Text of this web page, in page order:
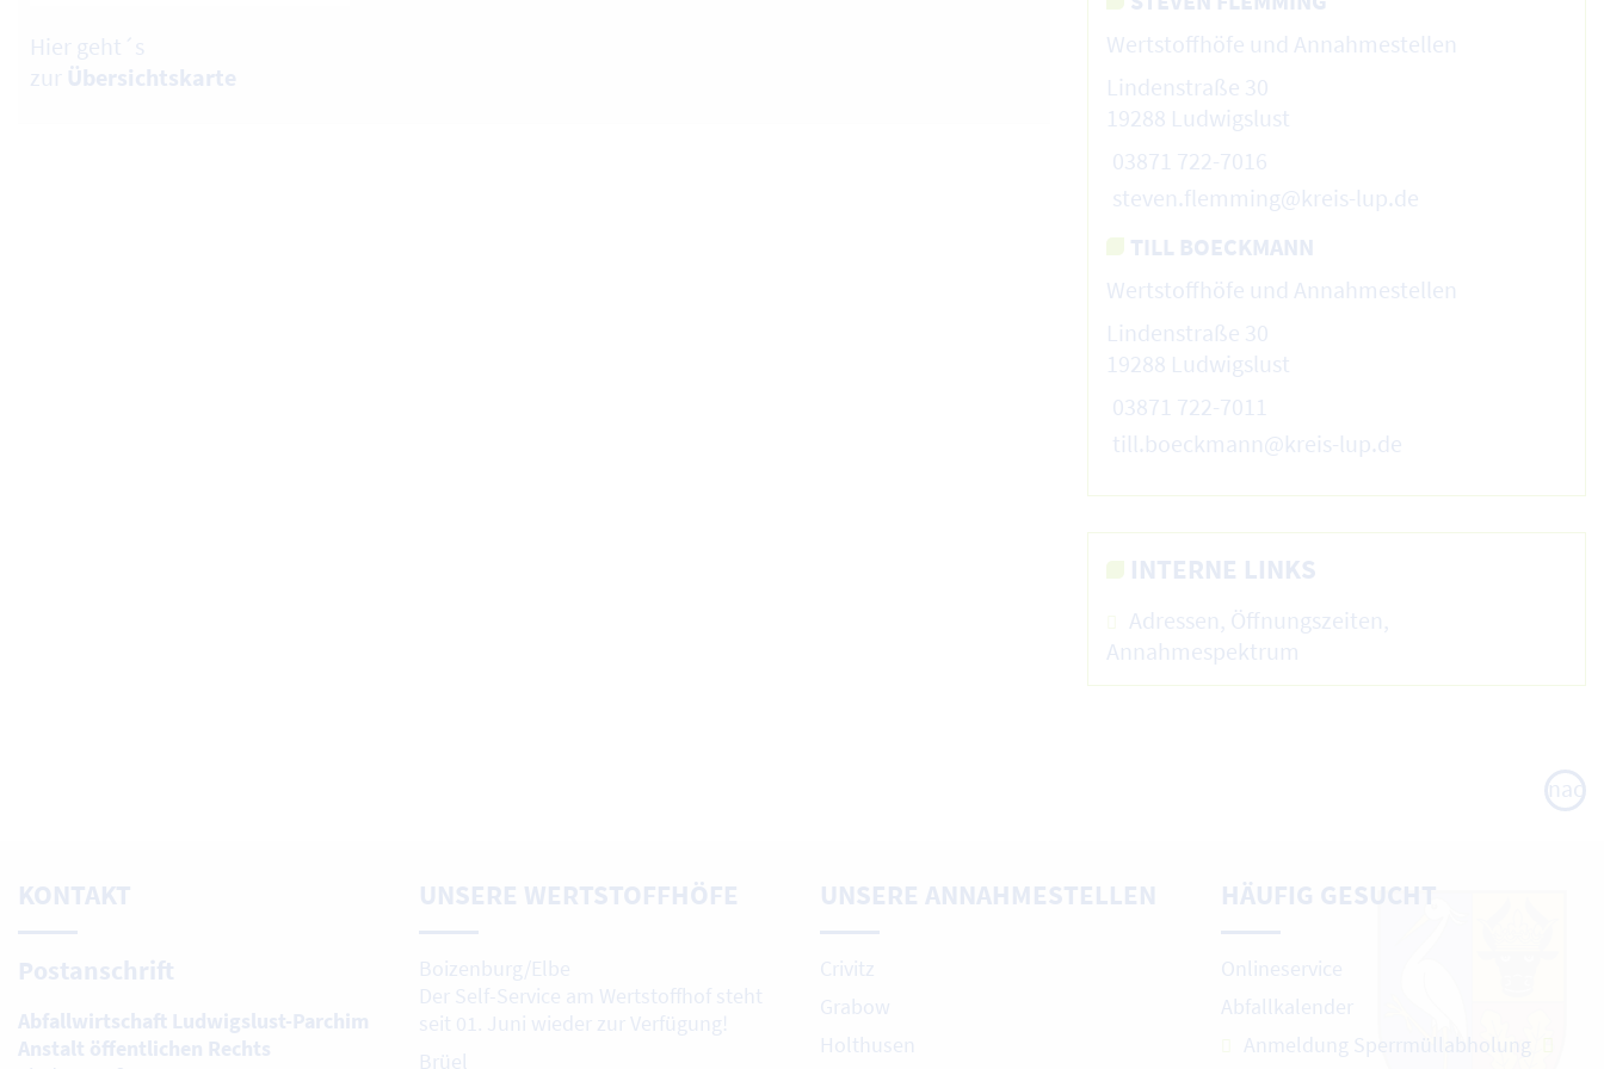
Hier geht´s
zur Übersichtskarte
Wertstoffhöfe und Annahmestellen
Lindenstraße 30
19288 Ludwigslust
03871 722-7016
steven.flemming@kreis-lup.de
TILL BOECKMANN
Wertstoffhöfe und Annahmestellen
Lindenstraße 30
19288 Ludwigslust
03871 722-7011
till.boeckmann@kreis-lup.de
INTERNE LINKS
Adressen, Öffnungszeiten,
Annahmespektrum
nach
oben
KONTAKT
Postanschrift
Abfallwirtschaft Ludwigslust-Parchim
Anstalt öffentlichen Rechts
UNSERE WERTSTOFFHÖFE
Boizenburg/Elbe
Der Self-Service am Wertstoffhof steht
seit 01. Juni wieder zur Verfügung!
Brüel
UNSERE ANNAHMESTELLEN
Crivitz
Grabow
Holthusen
HÄUFIG GESUCHT
Onlineservice
Abfallkalender
Anmeldung Sperrmüllabholung